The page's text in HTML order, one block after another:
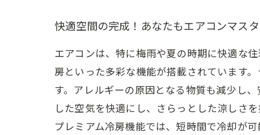
快適空間の完成！あなたもエアコンマス
エアコンは、特に梅雨や夏の時期に快適な
房といった多彩な機能が搭載されています
す。アレルギーの原因となる物質も減少し
した空気を快適にし、さらっとした涼しさ
プレミアム冷房機能では、短時間で冷却が